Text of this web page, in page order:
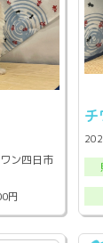
ン四日市
円
チ